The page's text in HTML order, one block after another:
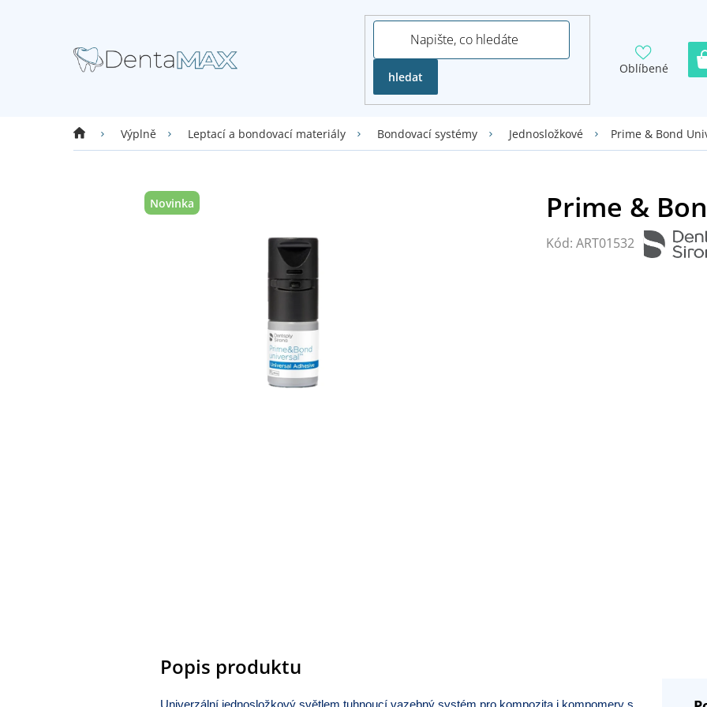
hledat
Oblíbené
Domů Výplně Leptací a bondovací materiály Bondovací systémy Jednosložkové Prime & Bond
Novinka
Kód: ART01532
Popis produktu
Univerzální jednosložkový světlem tuhnoucí vazebný systém pro kompozita i kompomery s